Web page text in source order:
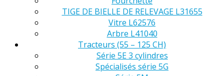
TIGE DE BIELLE DE RELEVAGE L31655
Vitre L62576
Arbre L41040
Tracteurs (55 – 125 CH)
Série 5E 3 cylindres
Spécialisés série 5G